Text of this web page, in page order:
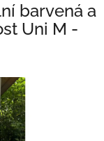
barvená a
Uni M -